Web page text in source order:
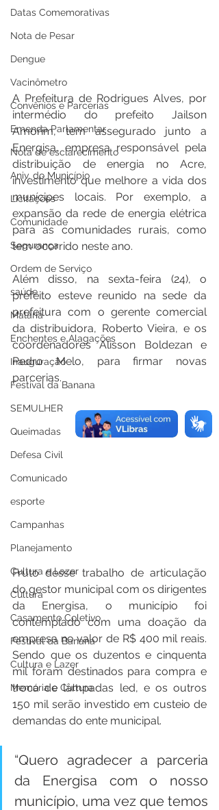
Datas Comemorativas
Nota de Pesar
Dengue
Vacinômetro
Convênios e Parcerias
Emenda Parlamentar
Nota de esclarecimento
Aniv. do Município
Licitações
Comunidade
Segurança
Ordem de Serviço
saúde
Malária
Enchentes e Alagações
Inauguração
Festival da Banana
SEMULHER
Queimadas
Defesa Civil
Comunicado
esporte
Campanhas
Planejamento
Cultura e Lazer
Cultura
Casamento Coletivo
Festival da Banana
Cultura e Lazer
Memória e Cultura
A Prefeitura de Rodrigues Alves, por
intermédio do prefeito Jailson
Amorim, tem assegurado junto a
Energisa, empresa responsável pela
distribuição de energia no Acre,
investimento que melhore a vida dos
munícipes locais. Por exemplo, a
expansão da rede de energia elétrica
para as comunidades rurais, como
tem ocorrido neste ano.
Além disso, na sexta-feira (24), o
prefeito esteve reunido na sede da
prefeitura com o gerente comercial
da distribuidora, Roberto Vieira, e os
coordenadores Alisson Boldezan e
Pedro Melo, para firmar novas
parcerias.
Fruto desse trabalho de articulação
do gestor municipal com os dirigentes
da Energisa, o município foi
contemplado com uma doação da
empresa no valor de R$ 400 mil reais.
Sendo que os duzentos e cinquenta
mil foram destinados para compra e
troca de lâmpadas led, e os outros
150 mil serão investido em custeio de
demandas do ente municipal.
“Quero agradecer a parceria
da Energisa com o nosso
município, uma vez que temos